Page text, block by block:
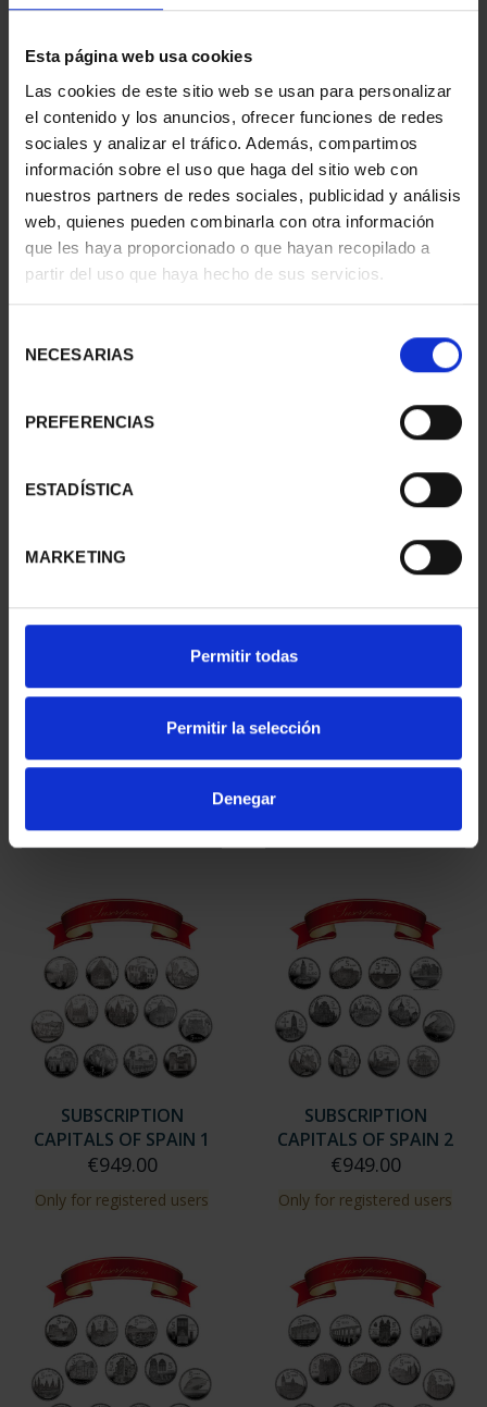
Esta página web usa cookies
Las cookies de este sitio web se usan para personalizar
el contenido y los anuncios, ofrecer funciones de redes
sociales y analizar el tráfico. Además, compartimos
información sobre el uso que haga del sitio web con
nuestros partners de redes sociales, publicidad y análisis
web, quienes pueden combinarla con otra información
que les haya proporcionado o que hayan recopilado a
partir del uso que haya hecho de sus servicios.
NECESARIAS
PREFERENCIAS
ESTADÍSTICA
MARKETING
Permitir todas
Permitir la selección
Denegar
ZAMORA
CITIES - AVILA
WORLD HERITAGE
€73.00
WORLD HERITAGE
€73.00
SUBSCRIPTION
CAPITALS OF SPAIN 1
€949.00
Only for registered users
SUBSCRIPTION
CAPITALS OF SPAIN 2
€949.00
Only for registered users